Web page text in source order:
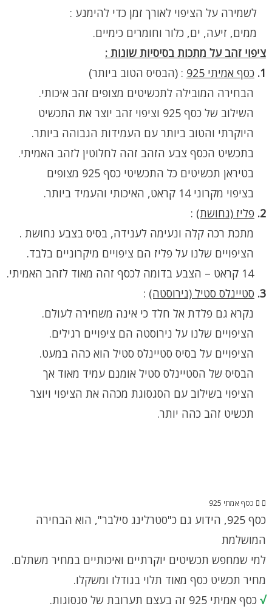
לשמירה על הציפוי לאורך זמן כדי להימנע :
ממים, זיעה, ים, כלור וחומרים כימיים.
ציפוי זהב על מתכות בסיסיות שונות :
1. כסף אמיתי 925 : (הבסיס הטוב ביותר)
הבחירה המובילה לתכשיטים מצופים זהב איכותי.
השילוב של כסף 925 וציפוי זהב יוצר את התכשיט
היוקרתי והטוב ביותר עם העמידות הגבוהה ביותר.
בתכשיט הכסף צבע הזהב זהה לחלוטין לזהב האמיתי.
בטיראן תכשיטים כל התכשיטי כסף 925 מצופים
בציפוי מקרוני 14 קראט, האיכותי והעמיד ביותר.
2. פליז (נחושת) :
מתכת רכה קלה ונעימה לענידה, בסיס בצבע נחושת .
הציפויים שלנו על פליז הם ציפויים מיקרוניים בלבד.
14 קראט – הצבע בדומה לכסף זהה מאוד לזהב האמיתי.
3. סטיינלס סטיל (נירוסטה) :
נקרא גם פלדת אל חלד כי אינה משחירה לעולם.
הציפויים שלנו על נירוסטה הם ציפויים רגילים.
הציפויים על בסיס סטיינלס סטיל הוא כהה במעט.
הבסיס של הסטיינלס סטיל אומנם עמיד מאוד אך
הציפוי בשילוב עם הסגסוגת מכהה את הציפוי ויוצר
תכשיט זהב כהה יותר.
כסף אמתי 925
כסף 925, הידוע גם כ"סטרלינג סילבר", הוא הבחירה
המושלמת
למי שמחפש תכשיטים יוקרתיים ואיכותיים במחיר משתלם.
מחיר תכשיט כסף מאוד תלוי בגודלו ומשקלו.
√ כסף אמיתי 925 זה בעצם תערובת של סגסוגות.